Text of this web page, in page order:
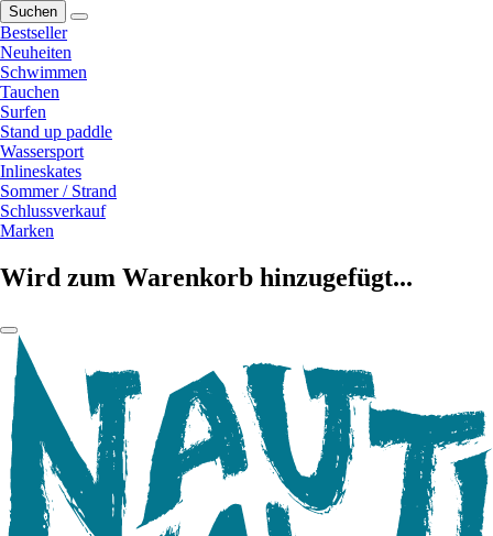
Suchen
Bestseller
Neuheiten
Schwimmen
Tauchen
Surfen
Stand up paddle
Wassersport
Inlineskates
Sommer / Strand
Schlussverkauf
Marken
Wird zum Warenkorb hinzugefügt...